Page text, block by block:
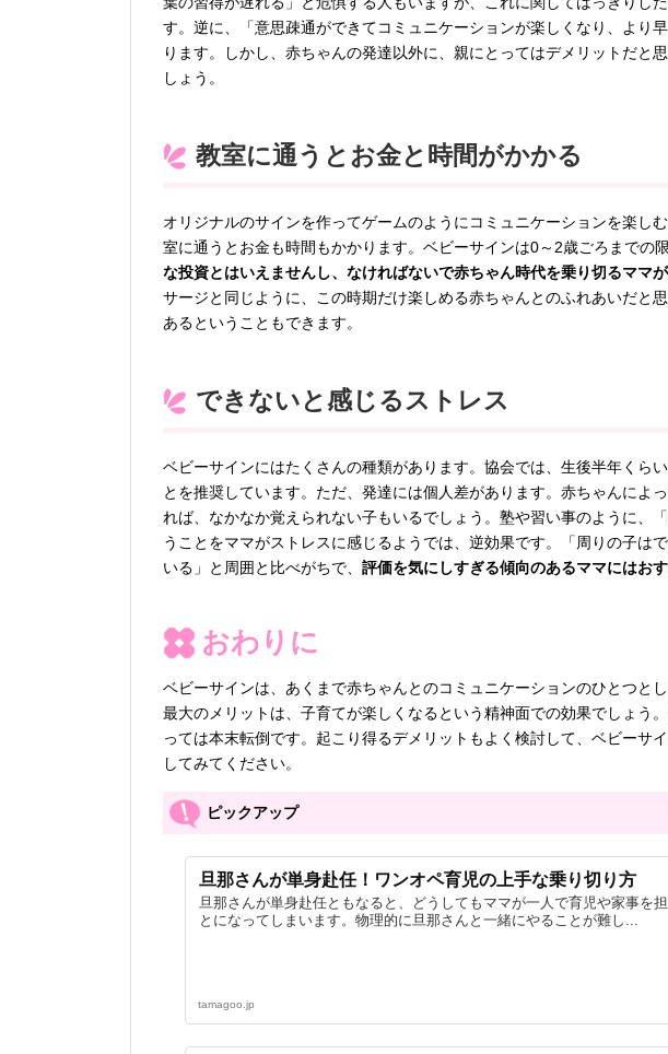
す。逆に、「意思疎通ができてコミュニケーションが楽しくなり、より
ります。しかし、赤ちゃんの発達以外に、親にとってはデメリットだと
しょう。
教室に通うとお金と時間がかかる
オリジナルのサインを作ってゲームのようにコミュニケーションを楽し
室に通うとお金も時間もかかります。ベビーサインは0～2歳ごろまでの
な投資とはいえませんし、なければないで赤ちゃん時代を乗り切るママが
サージと同じように、この時期だけ楽しめる赤ちゃんとのふれあいだと
あるということもできます。
できないと感じるストレス
ベビーサインにはたくさんの種類があります。協会では、生後半年くら
とを推奨しています。ただ、発達には個人差があります。赤ちゃんによ
れば、なかなか覚えられない子もいるでしょう。塾や習い事のように、
うことをママがストレスに感じるようでは、逆効果です。「周りの子は
いる」と周囲と比べがちで、 評価を気にしすぎる傾向のあるママにはおす
おわりに
ベビーサインは、あくまで赤ちゃんとのコミュニケーションのひとつと
最大のメリットは、子育てが楽しくなるという精神面での効果でしょう
っては本末転倒です。起こり得るデメリットもよく検討して、ベビーサ
してみてください。
ピックアップ
旦那さんが単身赴任！ワンオペ育児の上手な乗り切り方
旦那さんが単身赴任ともなると、どうしてもママが一人で育児や家事を
とになってしまいます。物理的に旦那さんと一緒にやることが難し...
tamagoo.jp